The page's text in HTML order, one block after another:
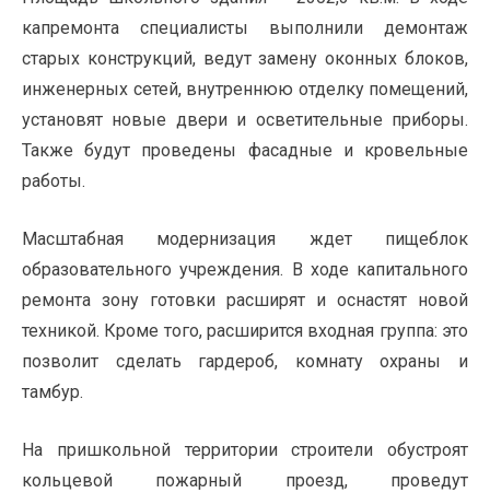
капремонта специалисты выполнили демонтаж
старых конструкций, ведут замену оконных блоков,
инженерных сетей, внутреннюю отделку помещений,
установят новые двери и осветительные приборы.
Также будут проведены фасадные и кровельные
работы.
Масштабная модернизация ждет пищеблок
образовательного учреждения. В ходе капитального
ремонта зону готовки расширят и оснастят новой
техникой. Кроме того, расширится входная группа: это
позволит сделать гардероб, комнату охраны и
тамбур.
На пришкольной территории строители обустроят
кольцевой пожарный проезд, проведут